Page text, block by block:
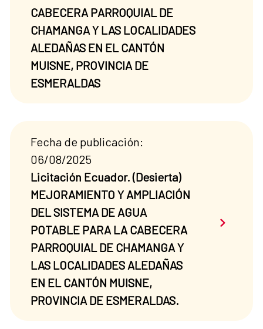
CABECERA PARROQUIAL DE
CHAMANGA Y LAS LOCALIDADES
ALEDAÑAS EN EL CANTÓN
MUISNE, PROVINCIA DE
ESMERALDAS
Fecha de publicación:
06/08/2025
Licitación Ecuador. (Desierta)
MEJORAMIENTO Y AMPLIACIÓN
DEL SISTEMA DE AGUA
POTABLE PARA LA CABECERA
PARROQUIAL DE CHAMANGA Y
LAS LOCALIDADES ALEDAÑAS
EN EL CANTÓN MUISNE,
PROVINCIA DE ESMERALDAS.
Saber